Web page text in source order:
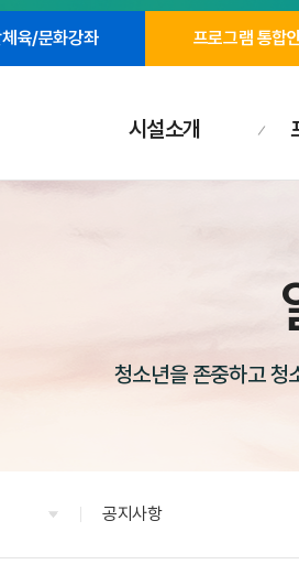
육/문화강좌 프로그램 통합
시설소개
청소년을 존중하고 청
공지사항